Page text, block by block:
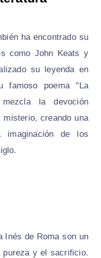
ha encontrado su
como John Keats y
su leyenda en
famoso poema "La
la devoción
creando una
de los
Inés de Roma son un
y el sacrificio.